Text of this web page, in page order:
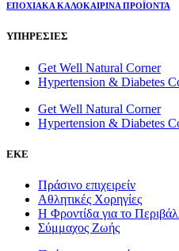
ΕΠΟΧΙΑΚΑ ΚΑΛΟΚΑΙΡΙΝΑ ΠΡΟΪΟΝΤΑ
ΥΠΗΡΕΣΙΕΣ
Get Well Natural Corner
Hypertension & Diabetes
Get Well Natural Corner
Hypertension & Diabetes
ΕΚΕ
Πράσινο επιχειρείν
Αθλητικές Χορηγίες
Η Φροντίδα για το
Σύμμαχος Ζωής